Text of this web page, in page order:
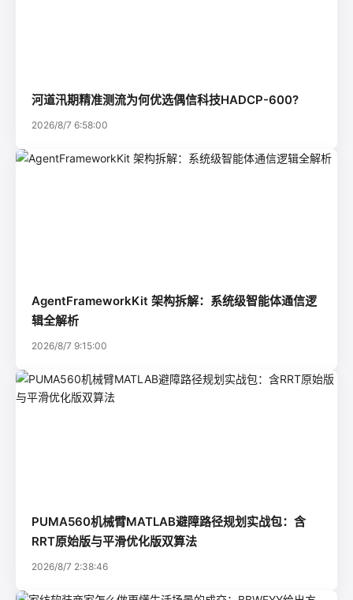
河道汛期精准测流为何优选偶信科技HADCP-600?
2026/8/7 6:58:00
AgentFrameworkKit 架构拆解：系统级智能体通信逻
辑全解析
2026/8/7 9:15:00
PUMA560机械臂MATLAB避障路径规划实战包：含
RRT原始版与平滑优化版双算法
2026/8/7 2:38:46